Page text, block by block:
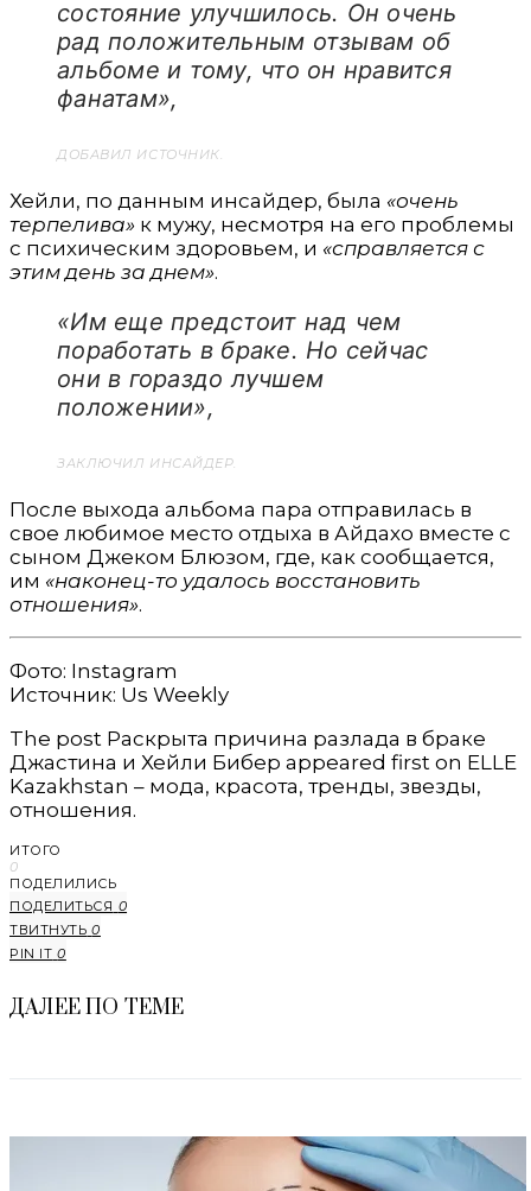
состояние улучшилось. Он очень
рад положительным отзывам об
альбоме и тому, что он нравится
фанатам»,
ДОБАВИЛ ИСТОЧНИК.
Хейли, по данным инсайдер, была «очень
терпелива» к мужу, несмотря на его проблемы
с психическим здоровьем, и «справляется с
этим день за днем».
«Им еще предстоит над чем
поработать в браке. Но сейчас
они в гораздо лучшем
положении»,
ЗАКЛЮЧИЛ ИНСАЙДЕР.
После выхода альбома пара отправилась в
свое любимое место отдыха в Айдахо вместе с
сыном Джеком Блюзом, где, как сообщается,
им «наконец-то удалось восстановить
отношения».
Фото: Instagram
Источник: Us Weekly
The post Раскрыта причина разлада в браке
Джастина и Хейли Бибер appeared first on ELLE
Kazakhstan – мода, красота, тренды, звезды,
отношения.
ИТОГО
0
ПОДЕЛИЛИСЬ
ПОДЕЛИТЬСЯ 0
ТВИТНУТЬ 0
PIN IT 0
ДАЛЕЕ ПО ТЕМЕ